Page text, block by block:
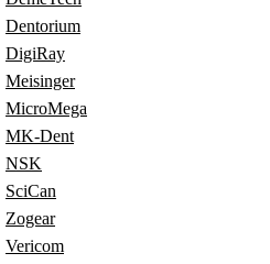
Dentorium
DigiRay
Meisinger
MicroMega
MK-Dent
NSK
SciCan
Zogear
Vericom